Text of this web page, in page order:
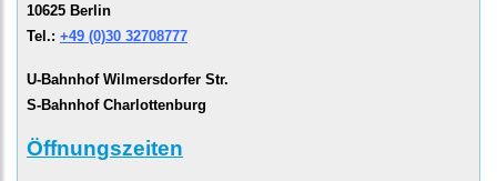
10625 Berlin
Tel.: +49 (0)30 32708777
U-Bahnhof Wilmersdorfer Str.
S-Bahnhof Charlottenburg
Öffnungszeiten